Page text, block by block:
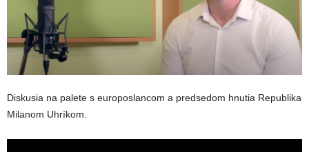
Diskusia na palete s europoslancom a predsedom hnutia Republika
Milanom Uhríkom.